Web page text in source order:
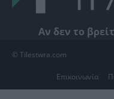
Αν δεν το
© Tilestwra.com
Επικοινωνία